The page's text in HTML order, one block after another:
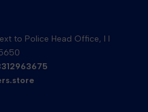
to Police Head Office, I I